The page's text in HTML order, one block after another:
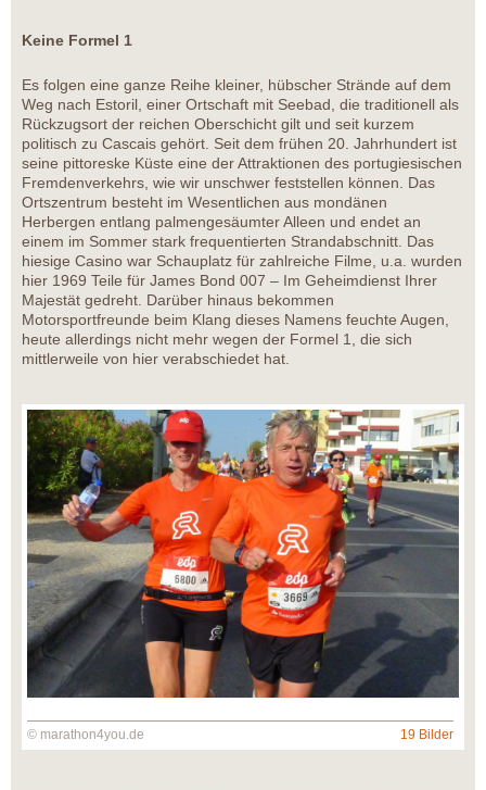
Keine Formel 1
Es folgen eine ganze Reihe kleiner, hübscher Strände auf dem
Weg nach Estoril, einer Ortschaft mit Seebad, die traditionell als
Rückzugsort der reichen Oberschicht gilt und seit kurzem
politisch zu Cascais gehört. Seit dem frühen 20. Jahrhundert ist
seine pittoreske Küste eine der Attraktionen des portugiesischen
Fremdenverkehrs, wie wir unschwer feststellen können. Das
Ortszentrum besteht im Wesentlichen aus mondänen
Herbergen entlang palmengesäumter Alleen und endet an
einem im Sommer stark frequentierten Strandabschnitt. Das
hiesige Casino war Schauplatz für zahlreiche Filme, u.a. wurden
hier 1969 Teile für James Bond 007 – Im Geheimdienst Ihrer
Majestät gedreht. Darüber hinaus bekommen
Motorsportfreunde beim Klang dieses Namens feuchte Augen,
heute allerdings nicht mehr wegen der Formel 1, die sich
mittlerweile von hier verabschiedet hat.
© marathon4you.de 19 Bilder